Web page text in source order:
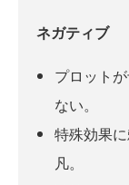
ネガティブ
プロット
ない。
特殊効果
凡。